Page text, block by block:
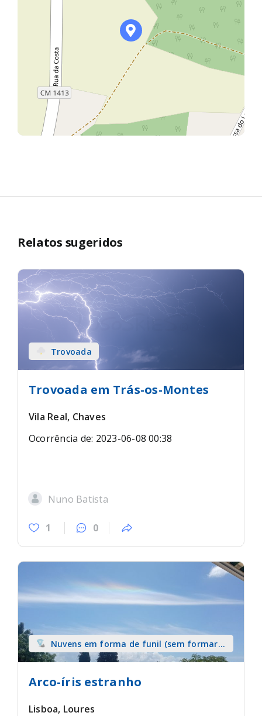
Relatos sugeridos
Trovoada
Trovoada em Trás-os-Montes
Vila Real, Chaves
Ocorrência de: 2023-06-08 00:38
Nuno Batista
1 0
Nuvens em forma de funil (sem formar
tromba) sobre terra
Arco-íris estranho
Lisboa, Loures